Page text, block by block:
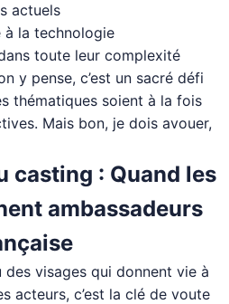
actuels
à la technologie
toute leur complexité
y pense, c’est un sacré défi
thématiques soient à la fois
Mais bon, je dois avouer,
casting : Quand les
ambassadeurs
visages qui donnent vie à
acteurs, c’est la clé de voute